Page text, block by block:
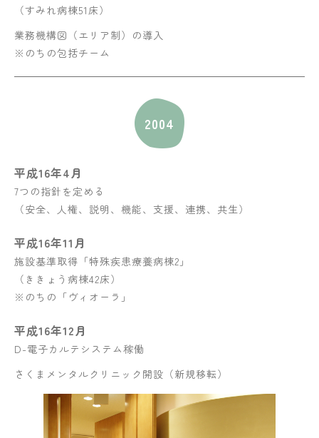
（すみれ病棟51床）
業務機構図（エリア制）の導入
※のちの包括チーム
2004
平成16年4月
7つの指針を定める
（安全、人権、説明、機能、支援、連携、共生）
平成16年11月
施設基準取得「特殊疾患療養病棟2」
（ききょう病棟42床）
※のちの「ヴィオーラ」
平成16年12月
D-電子カルテシステム稼働
さくまメンタルクリニック開設（新規移転）